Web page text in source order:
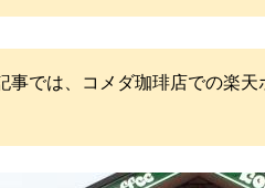
事では、コメダ珈琲店での楽